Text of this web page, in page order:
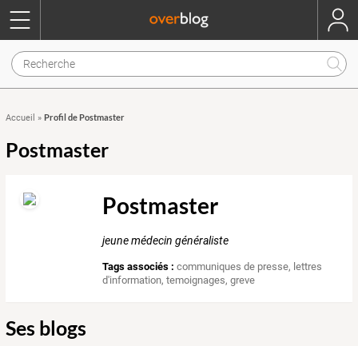
Accueil » Profil de Postmaster
Postmaster
Postmaster
jeune médecin généraliste
Tags associés : communiques de presse, lettres
d'information,temoignages,greve
Ses blogs